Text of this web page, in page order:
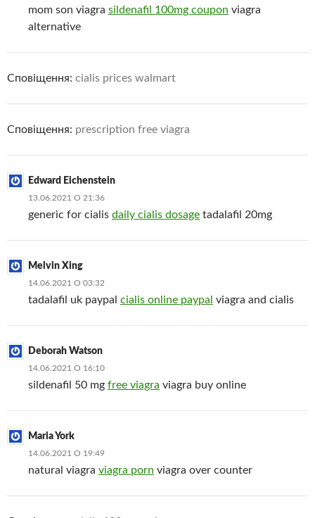
mom son viagra sildenafil 100mg coupon viagra
alternative
Сповіщення: cialis prices walmart
Сповіщення: prescription free viagra
Edward Eichenstein
13.06.2021 О 21:36
generic for cialis daily cialis dosage tadalafil 20mg
Melvin Xing
14.06.2021 О 03:32
tadalafil uk paypal cialis online paypal viagra and cialis
Deborah Watson
14.06.2021 О 16:10
sildenafil 50 mg free viagra viagra buy online
Maria York
14.06.2021 О 19:49
natural viagra viagra porn viagra over counter